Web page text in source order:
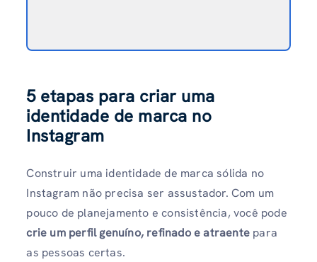
5 etapas para criar uma
identidade de marca no
Instagram
Construir uma identidade de marca sólida no
Instagram não precisa ser assustador. Com um
pouco de planejamento e consistência, você pode
crie um perfil genuíno, refinado e atraente para
as pessoas certas.